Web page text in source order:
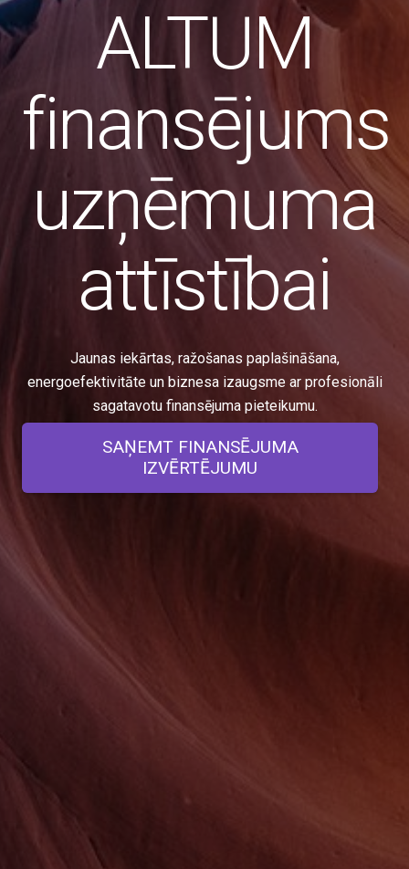
ALTUM
finansējums
uzņēmuma
attīstībai
Jaunas iekārtas, ražošanas paplašināšana,
energoefektivitāte un biznesa izaugsme ar profesionāli
sagatavotu finansējuma pieteikumu.
SAŅEMT FINANSĒJUMA
IZVĒRTĒJUMU